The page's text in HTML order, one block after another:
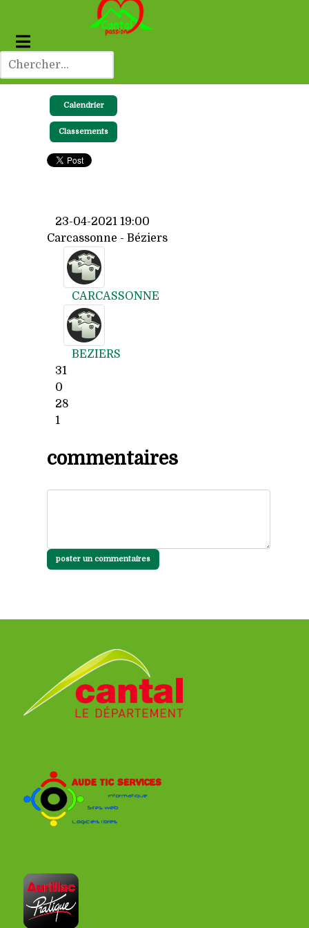
Calendrier
Classements
23-04-2021 19:00
Carcassonne - Béziers
CARCASSONNE
BEZIERS
31
0
28
1
commentaires
poster un commentaires